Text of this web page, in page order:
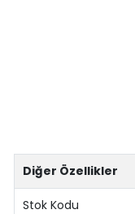
Diğer Özellikler
Stok Kodu